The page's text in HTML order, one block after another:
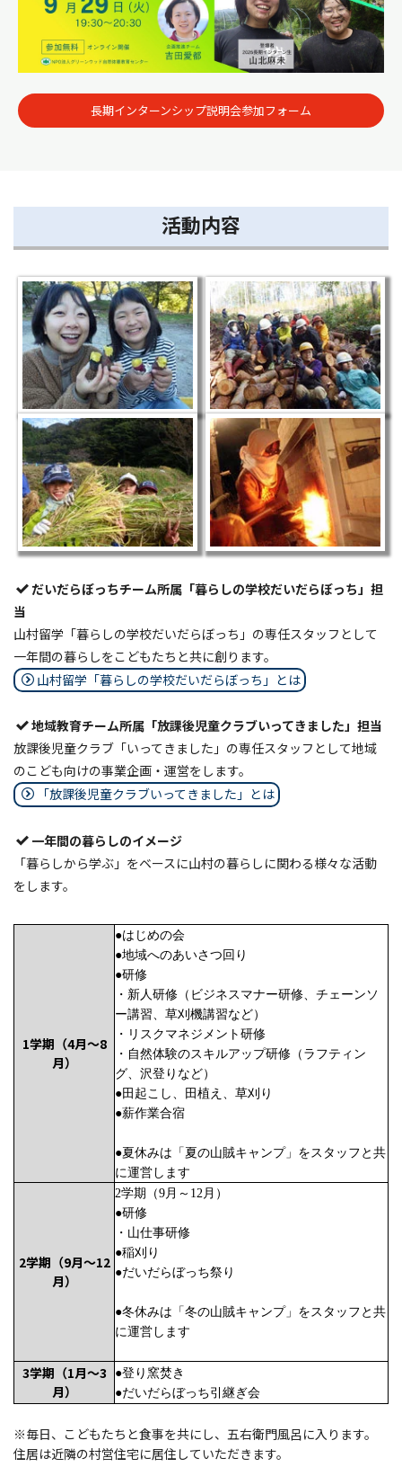
長期インターンシップ説明会参加フォーム
活動内容
だいだらぼっちチーム所属「暮らしの学校だいだらぼっち」担
当
山村留学「暮らしの学校だいだらぼっち」の専任スタッフとして
一年間の暮らしをこどもたちと共に創ります。
山村留学「暮らしの学校だいだらぼっち」とは
地域教育チーム所属「放課後児童クラブいってきました」担当
放課後児童クラブ「いってきました」の専任スタッフとして地域
のこども向けの事業企画・運営をします。
「放課後児童クラブいってきました」とは
一年間の暮らしのイメージ
「暮らしから学ぶ」をベースに山村の暮らしに関わる様々な活動
をします。
1学期（4月～8
月）
●はじめの会
●地域へのあいさつ回り
●研修
・新人研修（ビジネスマナー研修、チェーンソ
ー講習、草刈機講習など）
・リスクマネジメント研修
・自然体験のスキルアップ研修（ラフティン
グ、沢登りなど）
●田起こし、田植え、草刈り
●薪作業合宿
●夏休みは「夏の山賊キャンプ」をスタッフと共
に運営します
2学期（9月～12
月）
2学期（9月～12月）
●研修
・山仕事研修
●稲刈り
●だいだらぼっち祭り
●冬休みは「冬の山賊キャンプ」をスタッフと共
に運営します
3学期（1月～3
月）
●登り窯焚き
●だいだらぼっち引継ぎ会
※毎日、こどもたちと食事を共にし、五右衛門風呂に入ります。
住居は近隣の村営住宅に居住していただきます。